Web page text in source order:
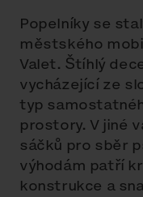
Popelníky se
městského
Valet. Štíhlý
vycházející ze
typ
prostory. V jiné
sáčků pro sběr
výhodám patří
konstrukce a